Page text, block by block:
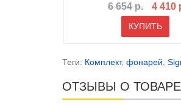
6 654 р. 4 410
КУПИТЬ
Теги: Комплект, фонарей
ОТЗЫВЫ О ТОВАРЕ